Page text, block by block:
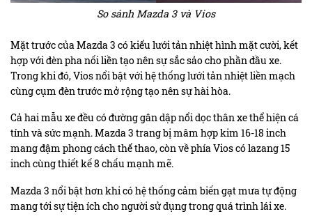
So sánh Mazda 3 và Vios
Mặt trước của Mazda 3 có kiểu lưới tản nhiệt hình mặt cười, kết
hợp với đèn pha nối liền tạo nên sự sắc sảo cho phần đầu xe.
Trong khi đó, Vios nổi bật với hệ thống lưới tản nhiệt liền mạch
cùng cụm đèn trước mở rộng tạo nên sự hài hòa.
Cả hai mẫu xe đều có đường gân dập nổi dọc thân xe thể hiện cá
tính và sức mạnh. Mazda 3 trang bị mâm hợp kim 16-18 inch
mang đậm phong cách thể thao, còn về phía Vios có lazang 15
inch cùng thiết kế 8 chấu mạnh mẽ.
Mazda 3 nổi bật hơn khi có hệ thống cảm biến gạt mưa tự động
mang tới sự tiện ích cho người sử dụng trong quá trình lái xe.